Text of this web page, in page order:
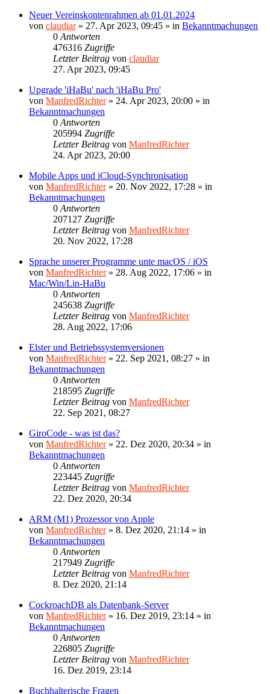
Neuer Vereinskontenrahmen ab 01.01.2024
von claudiar» 27. Apr 2023, 09:45 » in Bekanntmachungen
0 Antworten
476316 Zugriffe
Letzter Beitrag von claudiar
27. Apr 2023, 09:45
Upgrade 'iHaBu' nach 'iHaBu Pro'
von ManfredRichter» 24. Apr 2023, 20:00 » in
Bekanntmachungen
0 Antworten
205994 Zugriffe
Letzter Beitrag von ManfredRichter
24. Apr 2023, 20:00
Mobile Apps und iCloud-Synchronisation
von ManfredRichter» 20. Nov 2022, 17:28 » in
Bekanntmachungen
0 Antworten
207127 Zugriffe
Letzter Beitrag von ManfredRichter
20. Nov 2022, 17:28
Sprache unserer Programme unte macOS / iOS
von ManfredRichter» 28. Aug 2022, 17:06 » in
Mac/Win/Lin-HaBu
0 Antworten
245638 Zugriffe
Letzter Beitrag von ManfredRichter
28. Aug 2022, 17:06
Elster und Betriebssystemversionen
von ManfredRichter» 22. Sep 2021, 08:27 » in
Bekanntmachungen
0 Antworten
218595 Zugriffe
Letzter Beitrag von ManfredRichter
22. Sep 2021, 08:27
GiroCode - was ist das?
von ManfredRichter» 22. Dez 2020, 20:34 » in
Bekanntmachungen
0 Antworten
223445 Zugriffe
Letzter Beitrag von ManfredRichter
22. Dez 2020, 20:34
ARM (M1) Prozessor von Apple
von ManfredRichter» 8. Dez 2020, 21:14 » in
Bekanntmachungen
0 Antworten
217949 Zugriffe
Letzter Beitrag von ManfredRichter
8. Dez 2020, 21:14
CockroachDB als Datenbank-Server
von ManfredRichter» 16. Dez 2019, 23:14 » in
Bekanntmachungen
0 Antworten
226805 Zugriffe
Letzter Beitrag von ManfredRichter
16. Dez 2019, 23:14
Buchhalterische Fragen